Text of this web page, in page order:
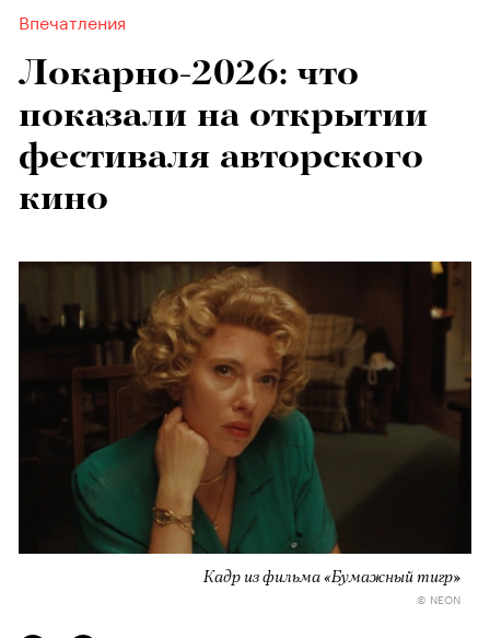
Впечатления
Локарно-2026: что
показали на открытии
фестиваля авторского
кино
Кадр из фильма «Бумажный тигр»
© NEON